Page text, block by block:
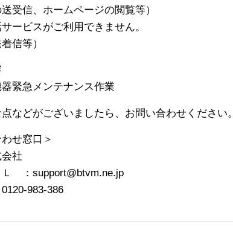
送受信、ホームページの閲覧等）
サービスがご利用できません。
着信等）
緊急メンテナンス作業
などがございましたら、お問い合わせください。
せ窓口＞
社
Ｌ ：support@btvm.ne.jp
983-386